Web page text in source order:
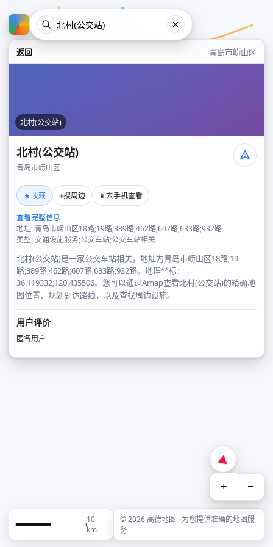
返回 青岛市崂山区
北村(公交站)
北村(公交站)
青岛市崂山区
★收藏 ⌖搜周边 📱 去手机查看
查看完整信息
地址: 青岛市崂山区18路;19路;389路;462路;607路;633路;932路
类型: 交通设施服务;公交车站;公交车站相关
北村(公交站)是一家公交车站相关，地址为青岛市崂山区18路;19
路;389路;462路;607路;633路;932路。地理坐标：
36.119332,120.435506。您可以通过Amap查看北村(公交站)的精确地
图位置、规划到达路线，以及查找周边设施。
用户评价
匿名用户
+ −
10
km
© 2026 高德地图 · 为您提供准确的地图服
务